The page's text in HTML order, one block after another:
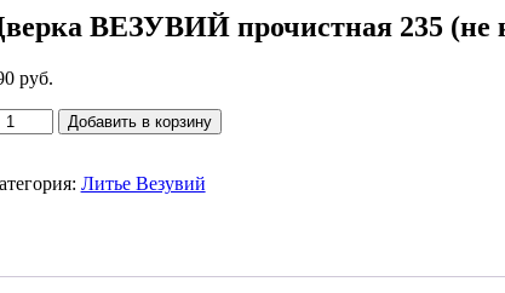
ВЕЗУВИЙ прочистная 235 (не
руб.
Добавить в корзину
Литье Везувий